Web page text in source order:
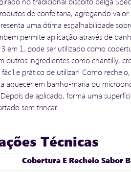
de confeitaria, agregando
uma ótima espalhabilidade
permite aplicação através de
em 1, pode ser utilizado como
outros ingredientes como chantilly,
fácil e prático de utilizar! Como
aquecer em banho-maria ou
de aplicado, forma uma
sem trincar.
Técnicas
Cobertura E Recheio Sabor